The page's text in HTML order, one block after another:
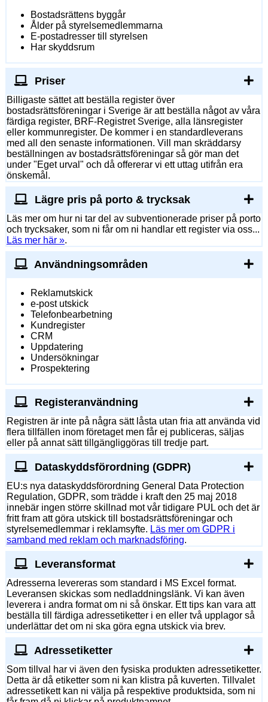
Bostadsrättens byggår
Ålder på styrelsemedlemmarna
E-postadresser till styrelsen
Har skyddsrum
Priser
Billigaste sättet att beställa register över
bostadsrättsföreningar i Sverige är att beställa något av våra
färdiga register, BRF-Registret Sverige, alla länsregister
eller kommunregister. De kommer i en standardleverans
med all den senaste informationen. Vill man skräddarsy
beställningen av bostadsrättsföreningar så gör man det
under "Eget urval" och då offererar vi ett uttag utifrån era
önskemål.
Lägre pris på porto & trycksak
Läs mer om hur ni tar del av subventionerade priser på porto
och trycksaker, som ni får om ni handlar ett register via oss...
Läs mer här ».
Användningsområden
Reklamutskick
e-post utskick
Telefonbearbetning
Kundregister
CRM
Uppdatering
Undersökningar
Prospektering
Registeranvändning
Registren är inte på några sätt låsta utan fria att använda vid
flera tillfällen inom företaget men får ej publiceras, säljas
eller på annat sätt tillgängliggöras till tredje part.
Dataskyddsförordning (GDPR)
EU:s nya dataskyddsförordning General Data Protection
Regulation, GDPR, som trädde i kraft den 25 maj 2018
innebär ingen större skillnad mot vår tidigare PUL och det är
fritt fram att göra utskick till bostadsrättsföreningar och
styrelsemedlemmar i reklamsyfte. Läs mer om GDPR i
samband med reklam och marknadsföring.
Leveransformat
Adresserna levereras som standard i MS Excel format.
Leveransen skickas som nedladdningslänk. Vi kan även
leverera i andra format om ni så önskar. Ett tips kan vara att
beställa till färdiga adressetiketter i en eller två upplagor så
underlättar det om ni ska göra egna utskick via brev.
Adressetiketter
Som tillval har vi även den fysiska produkten adressetiketter.
Detta är då etiketter som ni kan klistra på kuverten. Tillvalet
adressetikett kan ni välja på respektive produktsida, som ni